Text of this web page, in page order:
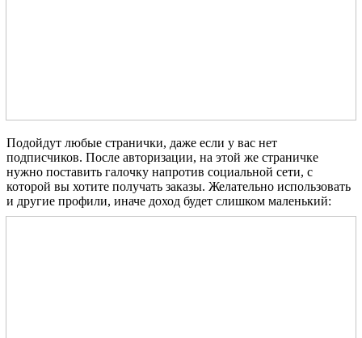
Подойдут любые странички, даже если у вас нет
подписчиков. После авторизации, на этой же страничке
нужно поставить галочку напротив социальной сети, с
которой вы хотите получать заказы. Желательно использовать
и другие профили, иначе доход будет слишком маленький: